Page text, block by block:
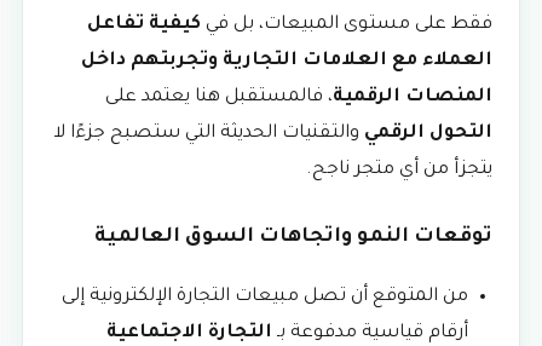
فقط على مستوى المبيعات، بل في كيفية تفاعل
العملاء مع العلامات التجارية وتجربتهم داخل
المنصات الرقمية، فالمستقبل هنا يعتمد على
التحول الرقمي والتقنيات الحديثة التي ستصبح جزءًا لا
يتجزأ من أي متجر ناجح.
توقعات النمو واتجاهات السوق العالمية
من المتوقع أن تصل مبيعات التجارة الإلكترونية إلى
أرقام قياسية مدفوعة بـ التجارة الاجتماعية